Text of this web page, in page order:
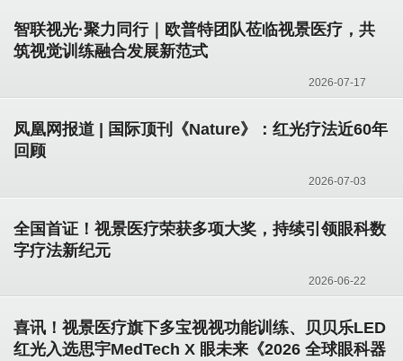
2026-07-17
智联视光·聚力同行｜欧普特团队莅临视景医疗，共
筑视觉训练融合发展新范式
2026-07-03
凤凰网报道 | 国际顶刊《Nature》：红光疗法近60年
回顾
2026-06-22
全国首证！视景医疗荣获多项大奖，持续引领眼科数
字疗法新纪元
喜讯！视景医疗旗下多宝视视功能训练、贝贝乐LED
红光入选思宇MedTech X 眼未来《2026 全球眼科器